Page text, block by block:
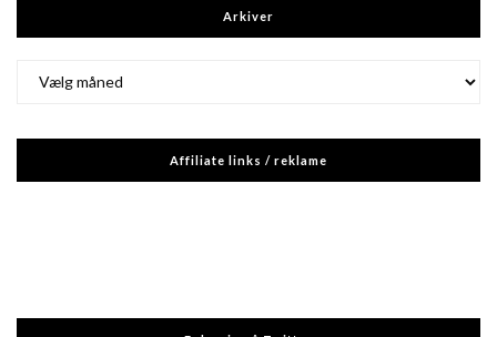
Arkiver
Affiliate links / reklame